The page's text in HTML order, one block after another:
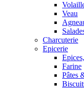
Veau
Charcuterie
Epicerie
Farine
Pâtes